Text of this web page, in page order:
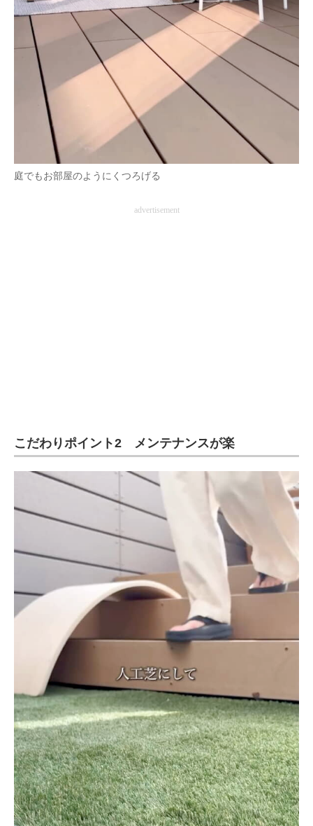
庭でもお部屋のようにくつろげる
advertisement
こだわりポイント2 メンテナンスが楽